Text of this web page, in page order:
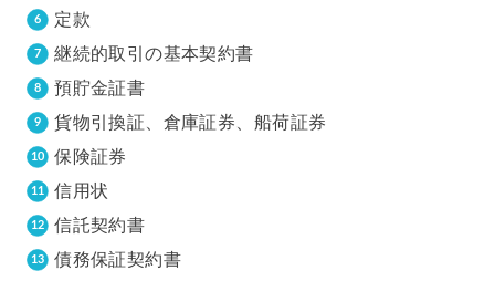
定款
継続的取引の基本契約書
預貯金証書
貨物引換証、倉庫証券、船荷証券
保険証券
信用状
信託契約書
債務保証契約書